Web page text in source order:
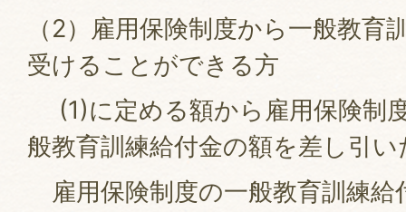
（2）雇用保険制度から一般教育
受けることができる方
(1)に定める額から雇用保険制
般教育訓練給付金の額を差し引い
雇用保険制度の一般教育訓練給